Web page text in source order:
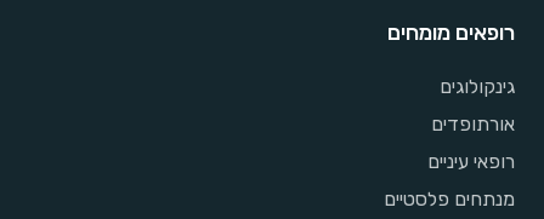
רופאים מומחים
גינקולוגים
אורתופדים
רופאי עיניים
מנתחים פלסטיים